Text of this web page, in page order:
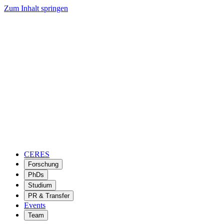
Zum Inhalt springen
CERES
Forschung
PhDs
Studium
PR & Transfer
Events
Team